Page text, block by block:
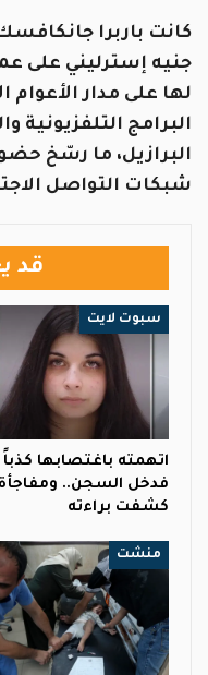
جنيه إسترليني على
لها على مدار
البرامج التلفزيونية
البرازيل، ما رسّخ
شبكات التواصل
قد
سبوت لايت
اتهمته باغتصابها كذباً
فدخل السجن.. ومفاجأة
كشفت براءته
منشت